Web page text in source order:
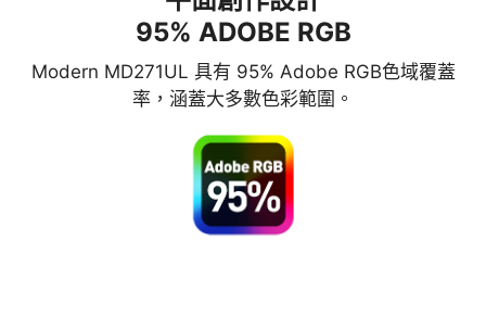
95% ADOBE RGB
Modern MD271UL 具有 95% Adobe RGB色域覆蓋
率，涵蓋大多數色彩範圍。